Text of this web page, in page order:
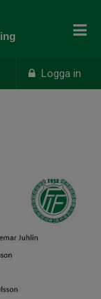
Logga in